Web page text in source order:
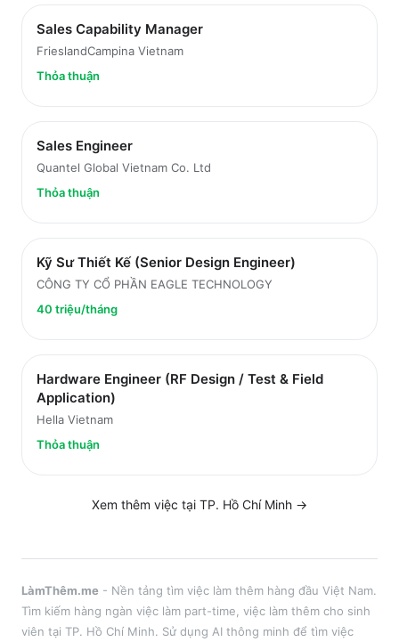
Sales Capability Manager
FrieslandCampina Vietnam
Thỏa thuận
Sales Engineer
Quantel Global Vietnam Co. Ltd
Thỏa thuận
Kỹ Sư Thiết Kế (Senior Design Engineer)
CÔNG TY CỔ PHẦN EAGLE TECHNOLOGY
40 triệu/tháng
Hardware Engineer (RF Design / Test & Field
Application)
Hella Vietnam
Thỏa thuận
Xem thêm việc tại TP. Hồ Chí Minh →
LàmThêm.me - Nền tảng tìm việc làm thêm hàng đầu Việt Nam.
Tìm kiếm hàng ngàn việc làm part-time, việc làm thêm cho sinh
viên tại TP. Hồ Chí Minh. Sử dụng AI thông minh để tìm việc